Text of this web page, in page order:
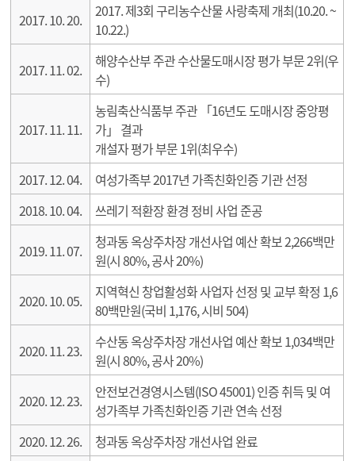
2017. 10. 20.
2017. 제3회 구리농수산물 사랑축제 개최(10.20. ~
10.22.)
2017. 11. 02.
해양수산부 주관 수산물도매시장 평가 부문 2위(우
수)
2017. 11. 11.
농림축산식품부 주관 「16년도 도매시장 중앙평
가」 결과
개설자 평가 부문 1위(최우수)
2017. 12. 04.
여성가족부 2017년 가족친화인증 기관 선정
2018. 10. 04.
쓰레기 적환장 환경 정비 사업 준공
2019. 11. 07.
청과동 옥상주차장 개선사업 예산 확보 2,266백만
원(시 80%, 공사 20%)
2020. 10. 05.
지역혁신 창업활성화 사업자 선정 및 교부 확정 1,6
80백만원(국비 1,176, 시비 504)
2020. 11. 23.
수산동 옥상주차장 개선사업 예산 확보 1,034백만
원(시 80%, 공사 20%)
2020. 12. 23.
안전보건경영시스템(ISO 45001) 인증 취득 및 여
성가족부 가족친화인증 기관 연속 선정
2020. 12. 26.
청과동 옥상주차장 개선사업 완료